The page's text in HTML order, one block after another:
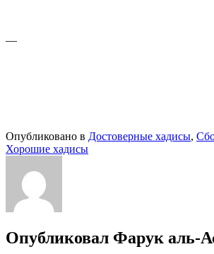
—
Опубликовано в Достоверные хадисы,
Хорошие хадисы
Опубликовал Фарук аль-